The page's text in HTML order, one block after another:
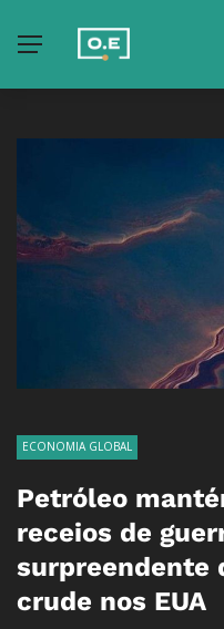
ECONOMIA GLOBAL
Petróleo
receios de
surpreendente
crude nos EUA